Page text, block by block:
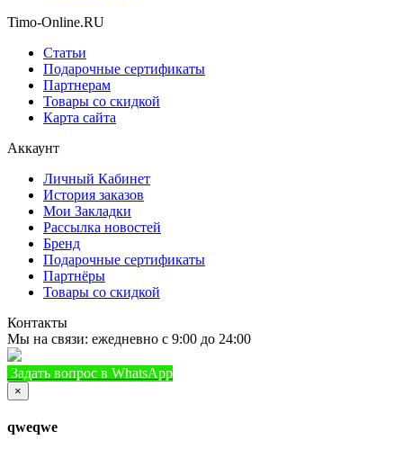
Timo-Online.RU
Статьи
Подарочные сертификаты
Партнерам
Товары со скидкой
Карта сайта
Аккаунт
Личный Кабинет
История заказов
Мои Закладки
Рассылка новостей
Бренд
Подарочные сертификаты
Партнёры
Товары со скидкой
Контакты
Мы на связи: ежедневно с 9:00 до 24:00
Задать вопрос в WhatsApp
×
qweqwe